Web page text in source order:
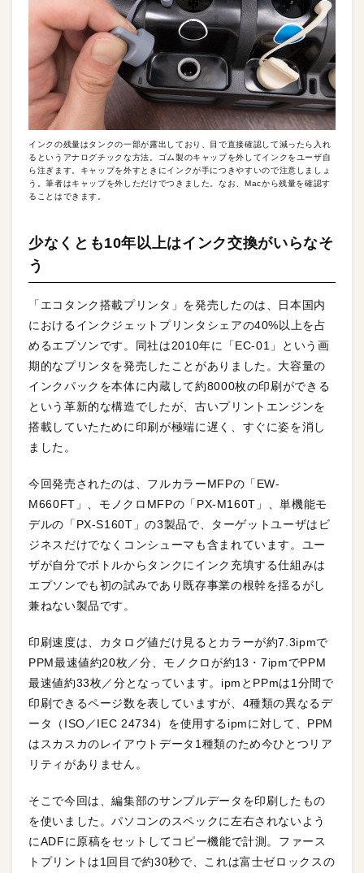
インクの残量はタンクの一部が露出しており、目で直接確認して減ったら入れ
るというアナログチックな方法。ゴム製のキャップを外してインクをユーザ自
ら注ぎます。キャップを外すときにインクが手につきやすいので注意しましょ
う。筆者はキャップを外しただけでつきました。なお、Macから残量を確認す
ることはできます。
少なくとも10年以上はインク交換がいらなそ
う
「エコタンク搭載プリンタ」を発売したのは、日本国内
におけるインクジェットプリンタシェアの40%以上を占
めるエプソンです。同社は2010年に「EC-01」という画
期的なプリンタを発売したことがありました。大容量の
インクパックを本体に内蔵して約8000枚の印刷ができる
という革新的な構造でしたが、古いプリントエンジンを
搭載していたために印刷が極端に遅く、すぐに姿を消し
ました。
今回発売されたのは、フルカラーMFPの「EW-
M660FT」、モノクロMFPの「PX-M160T」、単機能モ
デルの「PX-S160T」の3製品で、ターゲットユーザはビ
ジネスだけでなくコンシューマも含まれています。ユー
ザが自分でボトルからタンクにインク充填する仕組みは
エプソンでも初の試みであり既存事業の根幹を揺るがし
兼ねない製品です。
印刷速度は、カタログ値だけ見るとカラーが約7.3ipmで
PPM最速値約20枚／分、モノクロが約13・7ipmでPPM
最速値約33枚／分となっています。ipmとPPmは1分間で
印刷できるページ数を表していますが、4種類の異なるデ
ータ（ISO／IEC 24734）を使用するipmに対して、PPM
はスカスカのレイアウトデータ1種類のため今ひとつリア
リティがありません。
そこで今回は、編集部のサンプルデータを印刷したもの
を使いました。パソコンのスペックに左右されないよう
にADFに原稿をセットしてコピー機能で計測。ファース
トプリントは1回目で約30秒で、これは富士ゼロックスの